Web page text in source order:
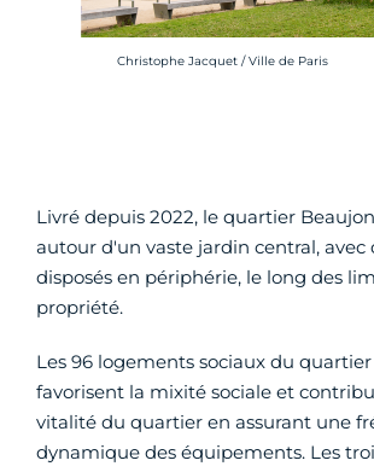
Crédit photo :
Christophe Jacquet / Ville de Paris
Livré depuis 2022, le quartier
autour d'un vaste jardin central,
disposés en périphérie, le long des
propriété.
Les 96 logements sociaux du
favorisent la mixité sociale et
vitalité du quartier en assurant une
dynamique des équipements. Les